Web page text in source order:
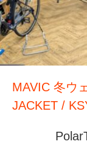
MAVIC 冬ウ
JACKET /